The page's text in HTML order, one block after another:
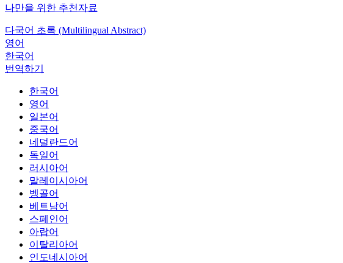
나만을 위한 추천자료
다국어 초록 (Multilingual Abstract)
영어
한국어
번역하기
한국어
영어
일본어
중국어
네덜란드어
독일어
러시아어
말레이시아어
벵골어
베트남어
스페인어
아랍어
이탈리아어
인도네시아어